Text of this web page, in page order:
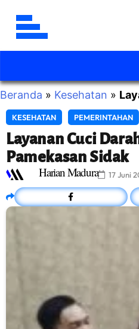
Beranda » Kesehatan »
KESEHATAN PEMERINTAHAN
Layanan Cuci
Pamekasan Sidak
17 Juni
Harian Madura